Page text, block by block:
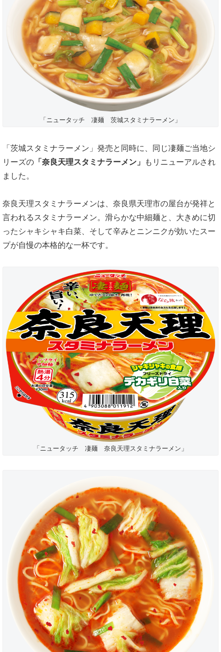
「ニュータッチ 凄麺 茨城スタミナラーメン」
「茨城スタミナラーメン」発売と同時に、同じ凄麺ご当地シ
リーズの 「奈良天理スタミナラーメン」
もリニューアルされ
ました。
奈良天理スタミナラーメンは、奈良県天理市の屋台が発祥と
言われるスタミナラーメン。滑らかな中細麺と、大きめに切
ったシャキシャキ白菜、そして辛みとニンニクが効いたスー
プが自慢の本格的な一杯です。
「ニュータッチ 凄麺 奈良天理スタミナラーメン」